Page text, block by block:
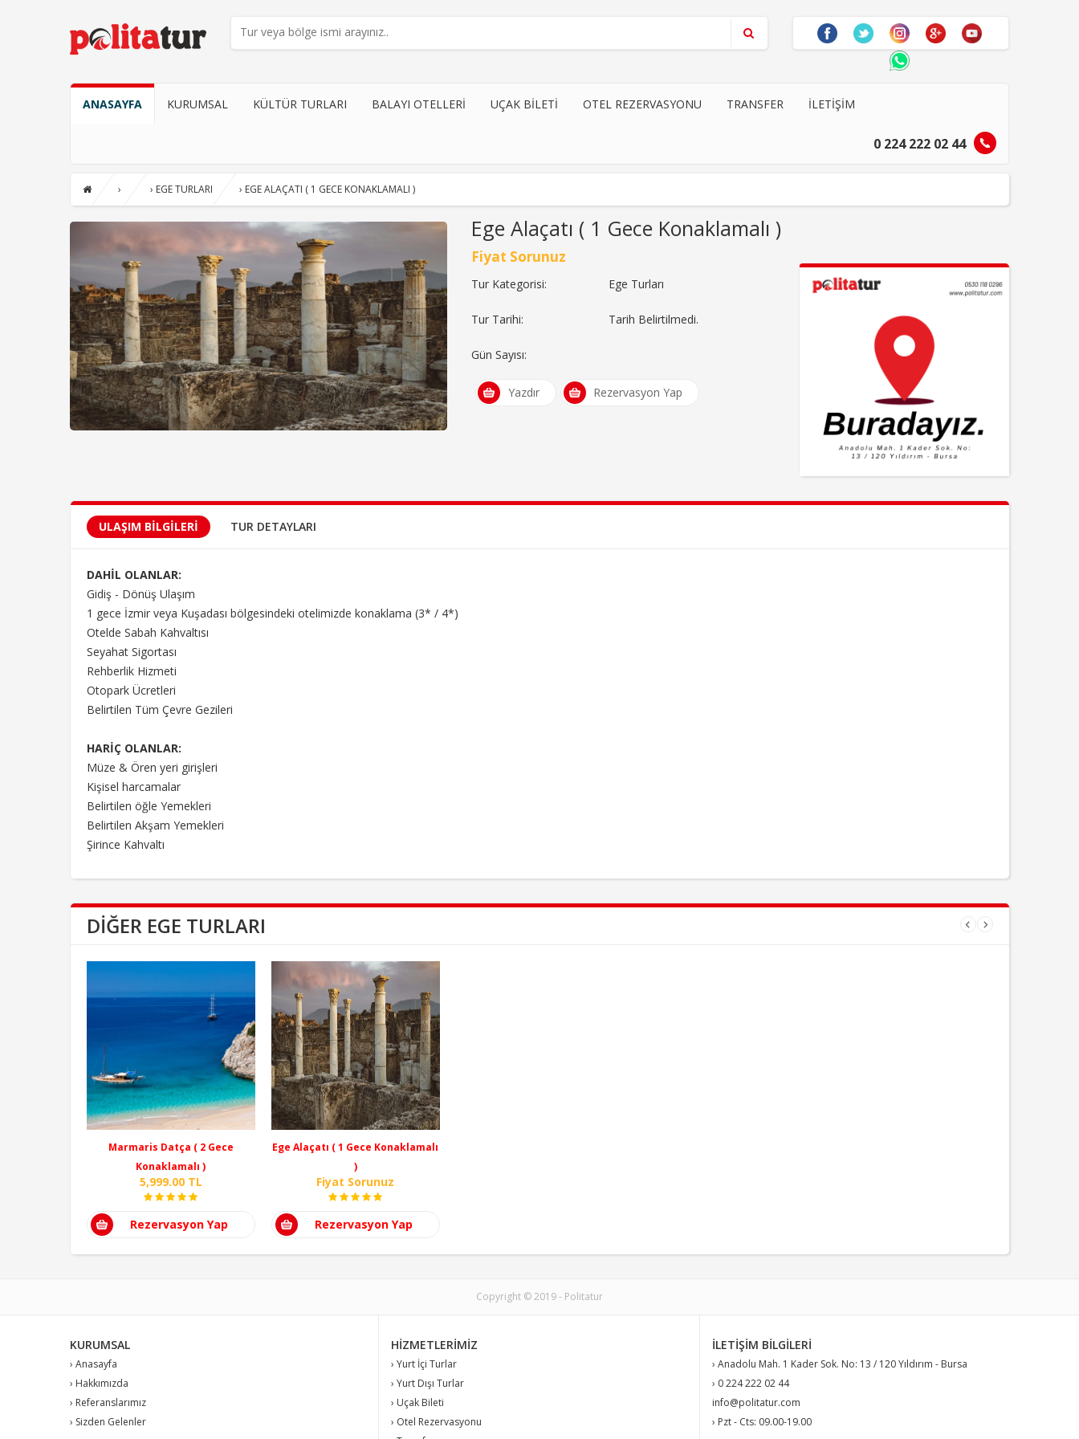
ANASAYFA KURUMSAL KÜLTÜR TURLARI BALAYI OTELLERI UÇAK BILETI OTEL REZERVASYONU TRANSFER İLETIŞIM
0 224 222 02 44
› › ›
EGE TURLARI EGE ALAÇATI ( 1 GECE KONAKLAMALI )
Ege Alaçatı ( 1 Gece Konaklamalı )
Fiyat Sorunuz
Tur Kategorisi: Ege Turları
Tur Tarihi: Tarih Belirtilmedi.
Gün Sayısı:
Yazdır Rezervasyon Yap
ULAŞIM BILGILERI TUR DETAYLARI
DAHİL OLANLAR:
Gidiş - Dönüş Ulaşım
1 gece İzmir veya Kuşadası bölgesindeki otelimizde konaklama (3* / 4*)
Otelde Sabah Kahvaltısı
Seyahat Sigortası
Rehberlik Hizmeti
Otopark Ücretleri
Belirtilen Tüm Çevre Gezileri
HARİÇ OLANLAR:
Müze & Ören yeri girişleri
Kişisel harcamalar
Belirtilen öğle Yemekleri
Belirtilen Akşam Yemekleri
Şirince Kahvaltı
DIĞER EGE TURLARI
Marmaris Datça ( 2 Gece
Konaklamalı )
5,999.00 TL
Rezervasyon Yap
Ege Alaçatı ( 1 Gece Konaklamalı
)
Fiyat Sorunuz
Rezervasyon Yap
Copyright © 2019 - Politatur
KURUMSAL
› Anasayfa
› Hakkımızda
› Referanslarımız
› Sizden Gelenler
HIZMETLERIMIZ
› Yurt İçi Turlar
› Yurt Dışı Turlar
› Uçak Bileti
› Otel Rezervasyonu
İLETIŞIM BILGILERI
› Anadolu Mah. 1 Kader Sok. No: 13 / 120 Yıldırım - Bursa
› 0 224 222 02 44
info@politatur.com
› Pzt - Cts: 09.00-19.00